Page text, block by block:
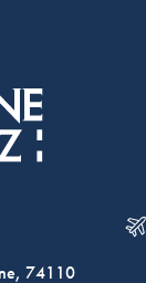
74110